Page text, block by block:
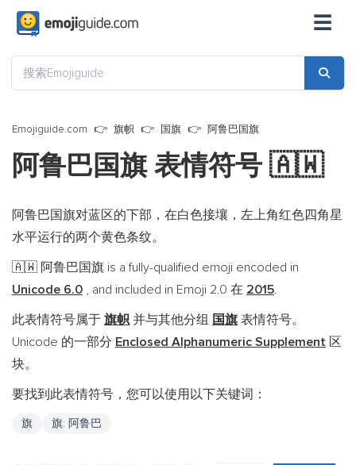
☰
Emojiguide.com 旗帜 国旗 阿鲁巴国旗
阿鲁巴国旗 表情符号 🇦🇼
阿鲁巴国旗对蓝区的下部，在白色接壤，左上角红色四角星
水平运行的两个黄色条纹。
🇦🇼 阿鲁巴国旗 is a fully-qualified emoji encoded in
Unicode 6.0 , and included in Emoji 2.0 在 2015.
此表情符号属于 旗帜并与其他分组 国旗 表情符号。
Unicode 的一部分 Enclosed Alphanumeric Supplement 区
块。
要找到此表情符号，您可以使用以下关键词：
旗 旗: 阿鲁巴